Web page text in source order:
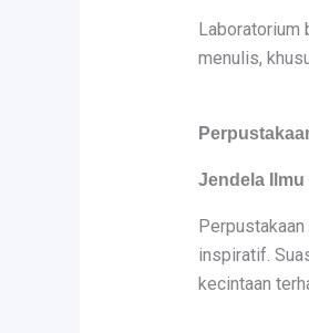
Laboratorium
menulis,
Jendela
inspiratif.
kecintaan